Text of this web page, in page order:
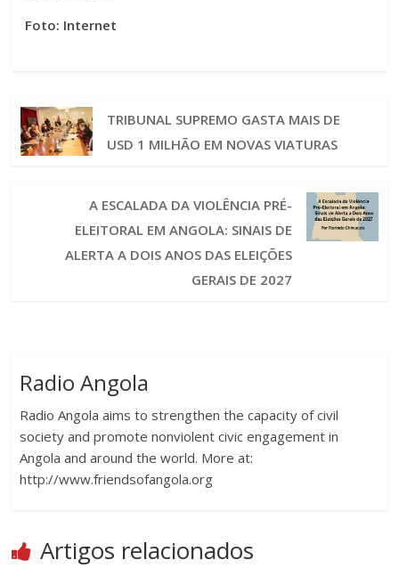
Foto: Internet
TRIBUNAL SUPREMO GASTA MAIS DE
USD 1 MILHÃO EM NOVAS VIATURAS
A ESCALADA DA VIOLÊNCIA PRÉ-
ELEITORAL EM ANGOLA: SINAIS DE
ALERTA A DOIS ANOS DAS ELEIÇÕES
GERAIS DE 2027
Radio Angola
Radio Angola aims to strengthen the capacity of civil
society and promote nonviolent civic engagement in
Angola and around the world. More at:
http://www.friendsofangola.org
Artigos relacionados